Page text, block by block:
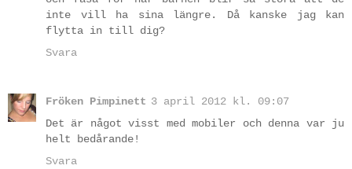
inte vill ha sina längre. Då kanske jag kan
flytta in till dig?
Svara
Fröken Pimpinett 3 april 2012 kl. 09:07
Det är något visst med mobiler och denna var ju
helt bedårande!
Svara